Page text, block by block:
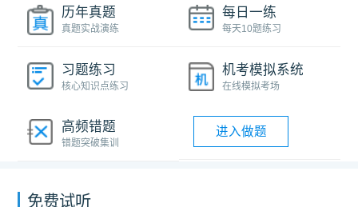
历年真题
真题实战演练
每日一练
每天10题练习
习题练习
核心知识点练习
机考模拟系统
在线模拟考场
高频错题
错题突破集训
进入做题
免费试听